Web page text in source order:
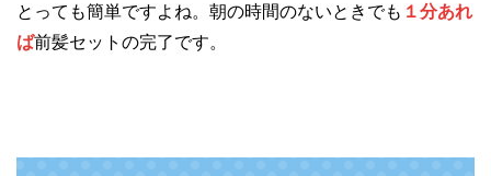
とっても簡単ですよね。朝の時間のないときでも １分あれ
ば前髪セットの完了です。